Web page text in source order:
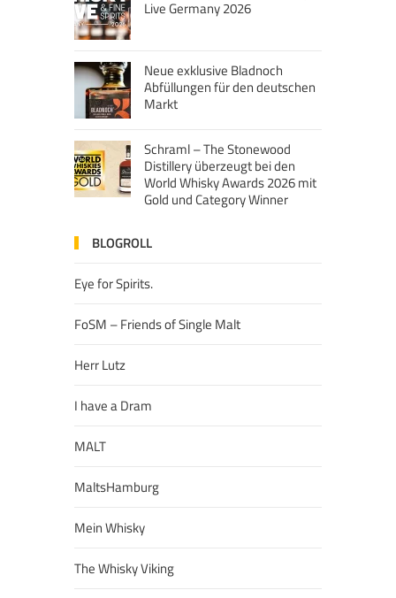
Live Germany 2026
Neue exklusive Bladnoch
Abfüllungen für den deutschen
Markt
Schraml – The Stonewood
Distillery überzeugt bei den
World Whisky Awards 2026 mit
Gold und Category Winner
BLOGROLL
Eye for Spirits.
FoSM – Friends of Single Malt
Herr Lutz
I have a Dram
MALT
MaltsHamburg
Mein Whisky
The Whisky Viking